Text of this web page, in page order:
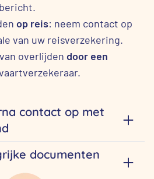
op reis: neem contact op
van uw reisverzekering.
overlijden door een
contact op met
documenten